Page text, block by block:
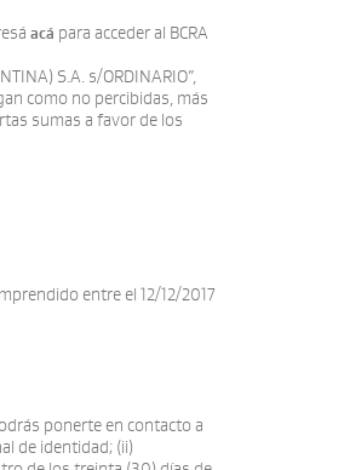
acá para acceder al BCRA
S.A. s/ORDINARIO”,
como no percibidas, más
sumas a favor de los
entre el 12/12/2017
ponerte en contacto a
de identidad; (ii)